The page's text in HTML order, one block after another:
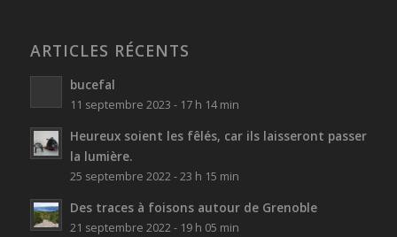
ARTICLES RÉCENTS
bucefal
11 septembre 2023 - 17 h 14 min
Heureux soient les fêlés, car ils laisseront passer
la lumière.
25 septembre 2022 - 23 h 15 min
Des traces à foisons autour de Grenoble
21 septembre 2022 - 19 h 05 min